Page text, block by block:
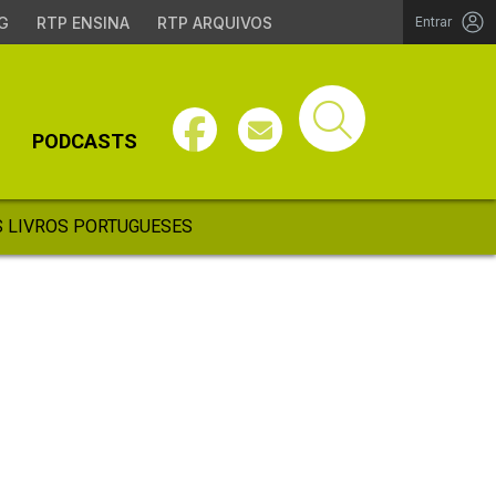
RTP ENSINA RTP ARQUIVOS Entrar
PODCASTS
LIVROS PORTUGUESES